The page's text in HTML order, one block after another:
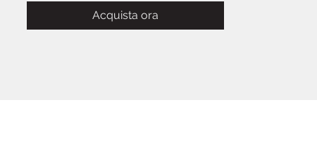
configurabili, streaming
Bluetooth 5.3 con controllo da
Acquista ora